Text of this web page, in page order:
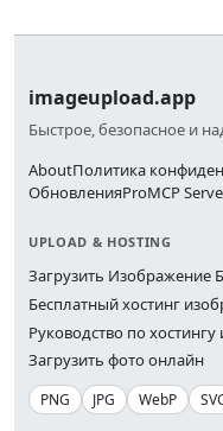
imageupload.app
Быстрое, безопасное и
AboutПолитика
ОбновленияProMCP
UPLOAD & HOSTING
Загрузить Изображение
Бесплатный хостинг
Руководство по
Загрузить фото онлайн
PNG JPG WebP